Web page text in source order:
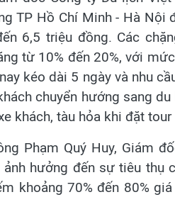
TP Hồ Chí Minh - Hà Nội
6,5 triệu đồng. Các
từ 10% đến 20%, với
kéo dài 5 ngày và nhu
chuyển hướng sang
khách, tàu hỏa khi đặt
Phạm Quý Huy, Giám
hưởng đến sự tiêu thụ
khoảng 70% đến 80%